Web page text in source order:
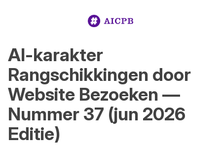
AI-karakter
Rangschikkingen door
Website Bezoeken —
Nummer 37 (jun 2026
Editie)